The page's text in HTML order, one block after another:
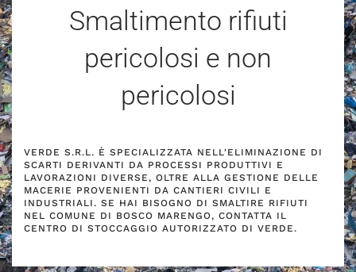
Smaltimento rifiuti
pericolosi e non
pericolosi
VERDE S.R.L. È SPECIALIZZATA NELL'ELIMINAZIONE DI
SCARTI DERIVANTI DA PROCESSI PRODUTTIVI E
LAVORAZIONI DIVERSE, OLTRE ALLA GESTIONE DELLE
MACERIE PROVENIENTI DA CANTIERI CIVILI E
INDUSTRIALI. SE HAI BISOGNO DI SMALTIRE RIFIUTI
NEL COMUNE DI BOSCO MARENGO, CONTATTA IL
CENTRO DI STOCCAGGIO AUTORIZZATO DI VERDE.